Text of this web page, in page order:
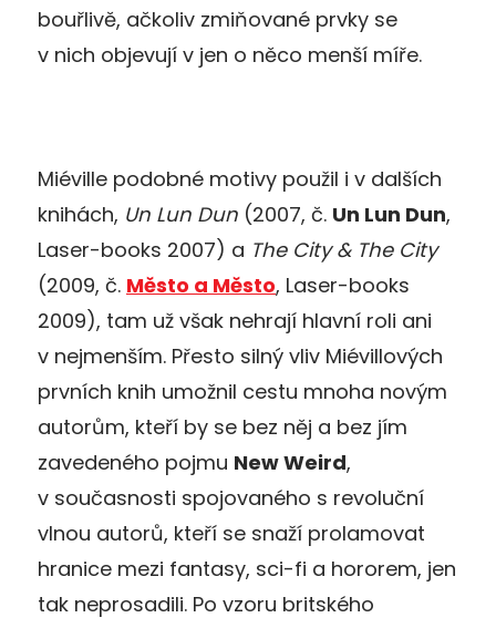
bouřlivě, ačkoliv zmiňované prvky se
v nich objevují v jen o něco menší míře.
Miéville podobné motivy použil i v dalších
knihách, Un Lun Dun (2007, č. Un Lun Dun,
Laser-books 2007) a The City & The City
(2009, č. Město a Město, Laser-books
2009), tam už však nehrají hlavní roli ani
v nejmenším. Přesto silný vliv Miévillových
prvních knih umožnil cestu mnoha novým
autorům, kteří by se bez něj a bez jím
zavedeného pojmu New Weird,
v současnosti spojovaného s revoluční
vlnou autorů, kteří se snaží prolamovat
hranice mezi fantasy, sci-fi a hororem, jen
tak neprosadili. Po vzoru britského